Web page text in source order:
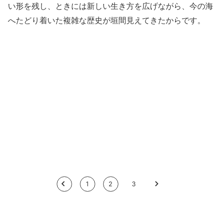
い形を残し、ときには新しい生き方を広げながら、今の海
へたどり着いた複雑な歴史が垣間見えてきたからです。
< 1 2 3 >